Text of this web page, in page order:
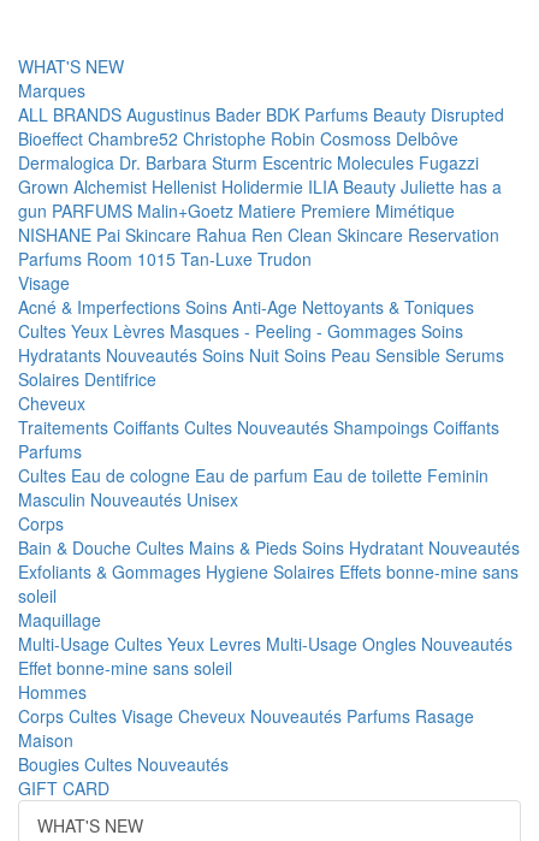
WHAT'S NEW
Marques
ALL BRANDS Augustinus Bader BDK Parfums Beauty Disrupted
Bioeffect Chambre52 Christophe Robin Cosmoss Delbôve
Dermalogica Dr. Barbara Sturm Escentric Molecules Fugazzi
Grown Alchemist Hellenist Holidermie ILIA Beauty Juliette has a
gun PARFUMS Malin+Goetz Matiere Premiere Mimétique
NISHANE Pai Skincare Rahua Ren Clean Skincare Reservation
Parfums Room 1015 Tan-Luxe Trudon
Visage
Acné & Imperfections Soins Anti-Age Nettoyants & Toniques
Cultes Yeux Lèvres Masques - Peeling - Gommages Soins
Hydratants Nouveautés Soins Nuit Soins Peau Sensible Serums
Solaires Dentifrice
Cheveux
Traitements Coiffants Cultes Nouveautés Shampoings Coiffants
Parfums
Cultes Eau de cologne Eau de parfum Eau de toilette Feminin
Masculin Nouveautés Unisex
Corps
Bain & Douche Cultes Mains & Pieds Soins Hydratant Nouveautés
Exfoliants & Gommages Hygiene Solaires Effets bonne-mine sans
soleil
Maquillage
Multi-Usage Cultes Yeux Levres Multi-Usage Ongles Nouveautés
Effet bonne-mine sans soleil
Hommes
Corps Cultes Visage Cheveux Nouveautés Parfums Rasage
Maison
Bougies Cultes Nouveautés
GIFT CARD
WHAT'S NEW